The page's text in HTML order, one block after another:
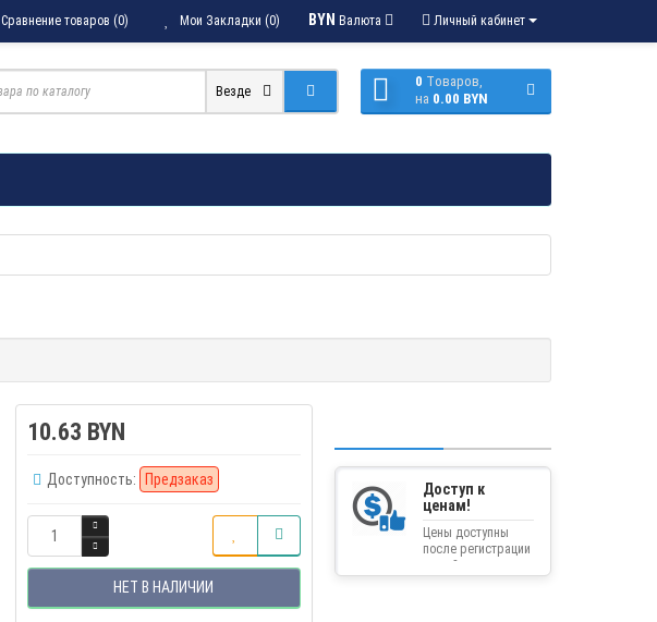
Личный кабинет
BYN Валюта
Мои Закладки (0)
Сравнение товаров (0)
0 Tоваров,
на 0.00 BYN
Везде
10.63 BYN
Доступность: Предзаказ
НЕТ В НАЛИЧИИ
Доступ к
ценам!
Цены доступны
после регистрации
на сайте.